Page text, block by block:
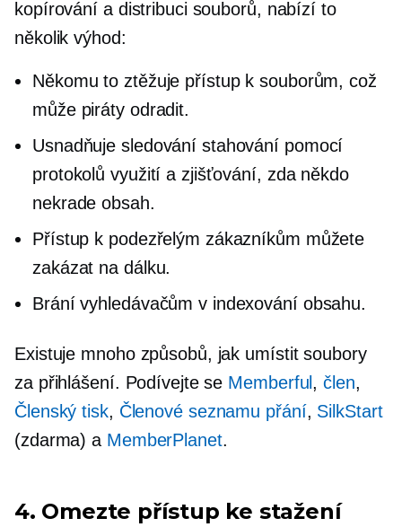
kopírování a distribuci souborů, nabízí to
několik výhod:
Někomu to ztěžuje přístup k souborům, což
může piráty odradit.
Usnadňuje sledování stahování pomocí
protokolů využití a zjišťování, zda někdo
nekrade obsah.
Přístup k podezřelým zákazníkům můžete
zakázat na dálku.
Brání vyhledávačům v indexování obsahu.
Existuje mnoho způsobů, jak umístit soubory
za přihlášení. Podívejte se Memberful,člen,
Členský tisk, Členové seznamu přání, SilkStart
(zdarma) a MemberPlanet.
4. Omezte přístup ke stažení